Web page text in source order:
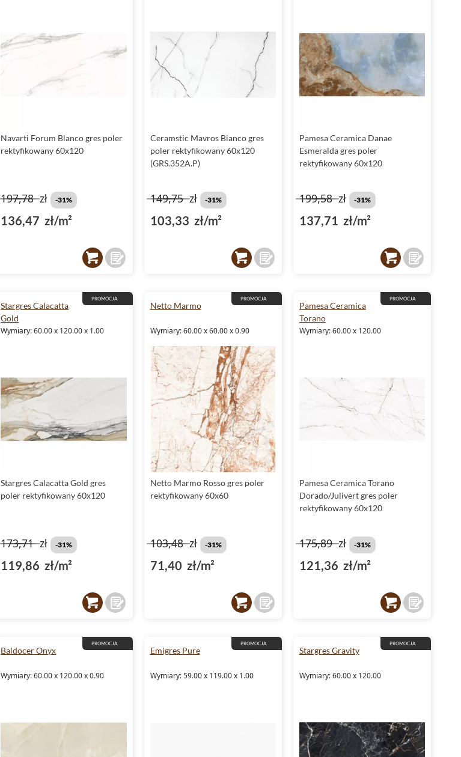
Navarti Forum Blanco gres poler
rektyfikowany 60x120
197,78zł -31%
136,47 zł/m²
Ceramstic Mavros Bianco gres
poler rektyfikowany 60x120
(GRS.352A.P)
149,75zł -31%
103,33 zł/m²
Pamesa Ceramica Danae
Esmeralda gres poler
rektyfikowany 60x120
199,58zł -31%
137,71 zł/m²
PROMOCJA
Stargres Calacatta
Gold
Wymiary: 60.00 x 120.00 x 1.00
Stargres Calacatta Gold gres
poler rektyfikowany 60x120
173,71zł -31%
119,86 zł/m²
PROMOCJA
Netto Marmo
Wymiary: 60.00 x 60.00 x 0.90
Netto Marmo Rosso gres poler
rektyfikowany 60x60
103,48zł -31%
71,40 zł/m²
PROMOCJA
Pamesa Ceramica
Torano
Wymiary: 60.00 x 120.00
Pamesa Ceramica Torano
Dorado/Julivert gres poler
rektyfikowany 60x120
175,89zł -31%
121,36 zł/m²
PROMOCJA
Baldocer Onyx
Wymiary: 60.00 x 120.00 x 0.90
PROMOCJA
Emigres Pure
Wymiary: 59.00 x 119.00 x 1.00
PROMOCJA
Stargres Gravity
Wymiary: 60.00 x 120.00